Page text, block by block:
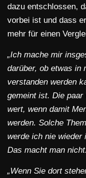
dazu entschlossen,
vorbei ist und dass
mehr für einen
„Ich mache mir
darüber, ob etwas in
verstanden werden
gemeint ist. Die
wert, wenn damit
werden. Solche
werde ich nie wieder
Das macht man
„Wenn Sie dort